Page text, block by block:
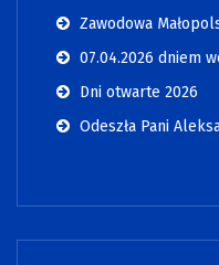
Zawodowa
07.04.2026 dniem
Dni otwarte 2026
Odeszła Pani